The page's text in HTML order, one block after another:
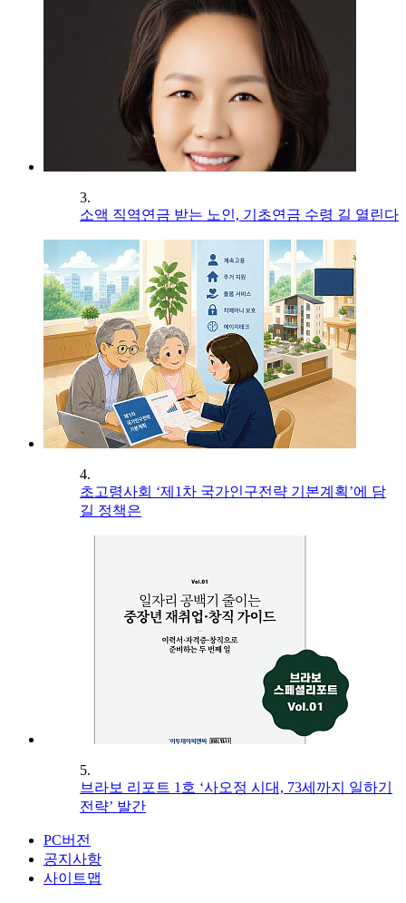
3.
소액 직역연금 받는 노인, 기초연금 수령 길 열린다
4.
초고령사회 ‘제1차 국가인구전략 기본계획’에 담
길 정책은
5.
브라보 리포트 1호 ‘사오정 시대, 73세까지 일하기
전략’ 발간
PC버전
공지사항
사이트맵